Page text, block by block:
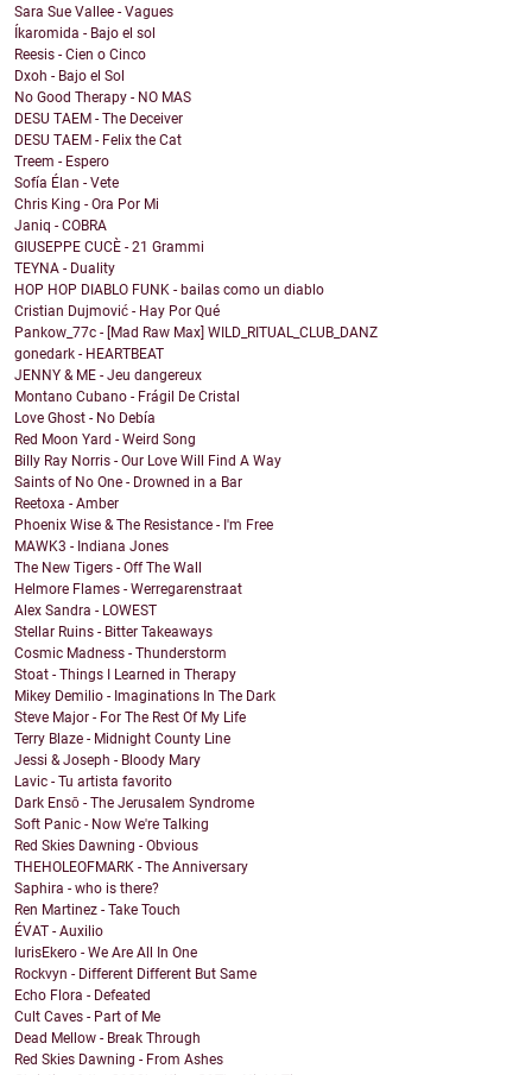
Sara Sue Vallee - Vagues
Íkaromida - Bajo el sol
Reesis - Cien o Cinco
Dxoh - Bajo el Sol
No Good Therapy - NO MAS
DESU TAEM - The Deceiver
DESU TAEM - Felix the Cat
Treem - Espero
Sofía Élan - Vete
Chris King - Ora Por Mi
Janiq - COBRA
GIUSEPPE CUCÈ - 21 Grammi
TEYNA - Duality
HOP HOP DIABLO FUNK - bailas como un diablo
Cristian Dujmović - Hay Por Qué
Pankow_77c - [Mad Raw Max] WILD_RITUAL_CLUB_DANZ
gonedark - HEARTBEAT
JENNY & ME - Jeu dangereux
Montano Cubano - Frágil De Cristal
Love Ghost - No Debía
Red Moon Yard - Weird Song
Billy Ray Norris - Our Love Will Find A Way
Saints of No One - Drowned in a Bar
Reetoxa - Amber
Phoenix Wise & The Resistance - I'm Free
MAWK3 - Indiana Jones
The New Tigers - Off The Wall
Helmore Flames - Werregarenstraat
Alex Sandra - LOWEST
Stellar Ruins - Bitter Takeaways
Cosmic Madness - Thunderstorm
Stoat - Things I Learned in Therapy
Mikey Demilio - Imaginations In The Dark
Steve Major - For The Rest Of My Life
Terry Blaze - Midnight County Line
Jessi & Joseph - Bloody Mary
Lavic - Tu artista favorito
Dark Ensō - The Jerusalem Syndrome
Soft Panic - Now We're Talking
Red Skies Dawning - Obvious
THEHOLEOFMARK - The Anniversary
Saphira - who is there?
Ren Martinez - Take Touch
ÉVAT - Auxilio
IurisEkero - We Are All In One
Rockvyn - Different Different But Same
Echo Flora - Defeated
Cult Caves - Part of Me
Dead Mellow - Break Through
Red Skies Dawning - From Ashes